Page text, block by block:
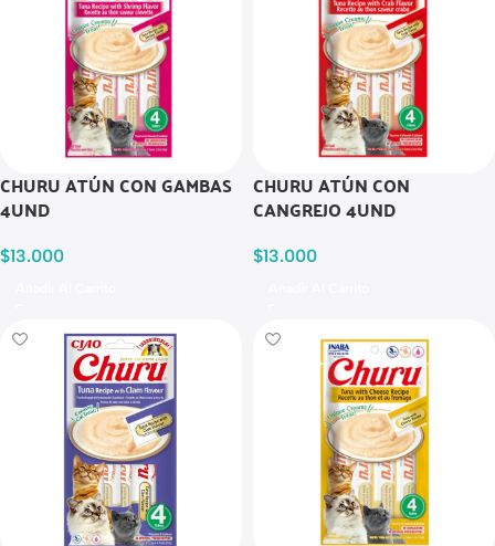
CHURU ATÚN CON GAMBAS
4UND
$13.000
CHURU ATÚN CON
CANGREJO 4UND
$13.000